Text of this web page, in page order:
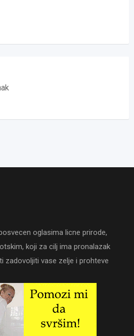
oglasima licne prirode,
koji za cilj ima pronalazak
zadovoljiti vase zelje i prohteve